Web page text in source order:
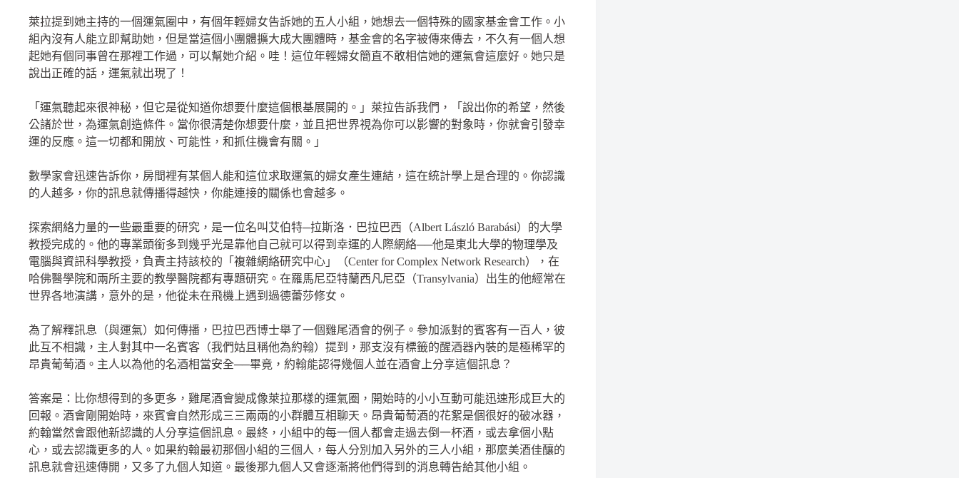
萊拉提到她主持的一個運氣圈中，有個年輕婦女告訴她的五人小組，她想去一個特殊的國家基金會工作。小
組內沒有人能立即幫助她，但是當這個小團體擴大成大團體時，基金會的名字被傳來傳去，不久有一個人想
起她有個同事曾在那裡工作過，可以幫她介紹。哇！這位年輕婦女簡直不敢相信她的運氣會這麼好。她只是
說出正確的話，運氣就出現了！
「運氣聽起來很神秘，但它是從知道你想要什麼這個根基展開的。」萊拉告訴我們，「說出你的希望，然後
公諸於世，為運氣創造條件。當你很清楚你想要什麼，並且把世界視為你可以影響的對象時，你就會引發幸
運的反應。這一切都和開放、可能性，和抓住機會有關。」
數學家會迅速告訴你，房間裡有某個人能和這位求取運氣的婦女產生連結，這在統計學上是合理的。你認識
的人越多，你的訊息就傳播得越快，你能連接的關係也會越多。
探索網絡力量的一些最重要的研究，是一位名叫艾伯特─拉斯洛．巴拉巴西（Albert László Barabási）的大學
教授完成的。他的專業頭銜多到幾乎光是靠他自己就可以得到幸運的人際網絡──他是東北大學的物理學及
電腦與資訊科學教授，負責主持該校的「複雜網絡研究中心」（Center for Complex Network Research），在
哈佛醫學院和兩所主要的教學醫院都有專題研究。在羅馬尼亞特蘭西凡尼亞（Transylvania）出生的他經常在
世界各地演講，意外的是，他從未在飛機上遇到過德蕾莎修女。
為了解釋訊息（與運氣）如何傳播，巴拉巴西博士舉了一個雞尾酒會的例子。參加派對的賓客有一百人，彼
此互不相識，主人對其中一名賓客（我們姑且稱他為約翰）提到，那支沒有標籤的醒酒器內裝的是極稀罕的
昂貴葡萄酒。主人以為他的名酒相當安全──畢竟，約翰能認得幾個人並在酒會上分享這個訊息？
答案是：比你想得到的多更多，雞尾酒會變成像萊拉那樣的運氣圈，開始時的小小互動可能迅速形成巨大的
回報。酒會剛開始時，來賓會自然形成三三兩兩的小群體互相聊天。昂貴葡萄酒的花絮是個很好的破冰器，
約翰當然會跟他新認識的人分享這個訊息。最終，小組中的每一個人都會走過去倒一杯酒，或去拿個小點
心，或去認識更多的人。如果約翰最初那個小組的三個人，每人分別加入另外的三人小組，那麼美酒佳釀的
訊息就會迅速傳開，又多了九個人知道。最後那九個人又會逐漸將他們得到的消息轉告給其他小組。